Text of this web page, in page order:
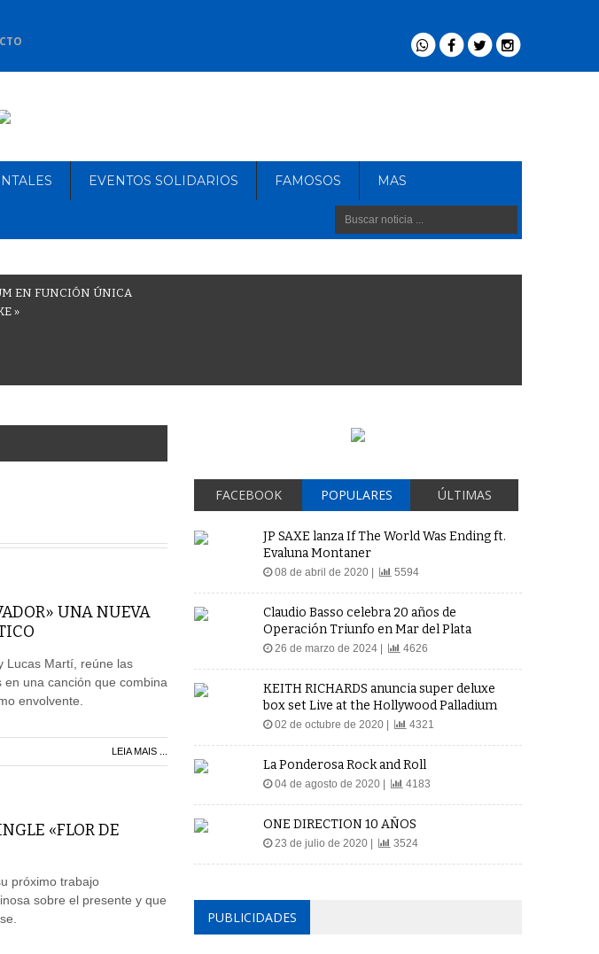
EVENTOS SOLIDARIOS FAMOSOS MAS
EN FUNCIÓN ÚNICA
»
UNA NUEVA
Lucas Martí, reúne las
una canción que combina
envolvente.
LEIA MAIS ...
«FLOR DE
próximo trabajo
sobre el presente y que
FACEBOOK POPULARES ÚLTIMAS
JP SAXE lanza If The World Was Ending ft.
Evaluna Montaner
08 de abril de 2020 | 5594
Claudio Basso celebra 20 años de
Operación Triunfo en Mar del Plata
26 de marzo de 2024 | 4626
KEITH RICHARDS anuncia super deluxe
box set Live at the Hollywood Palladium
02 de octubre de 2020 | 4321
La Ponderosa Rock and Roll
04 de agosto de 2020 | 4183
ONE DIRECTION 10 AÑOS
23 de julio de 2020 | 3524
PUBLICIDADES